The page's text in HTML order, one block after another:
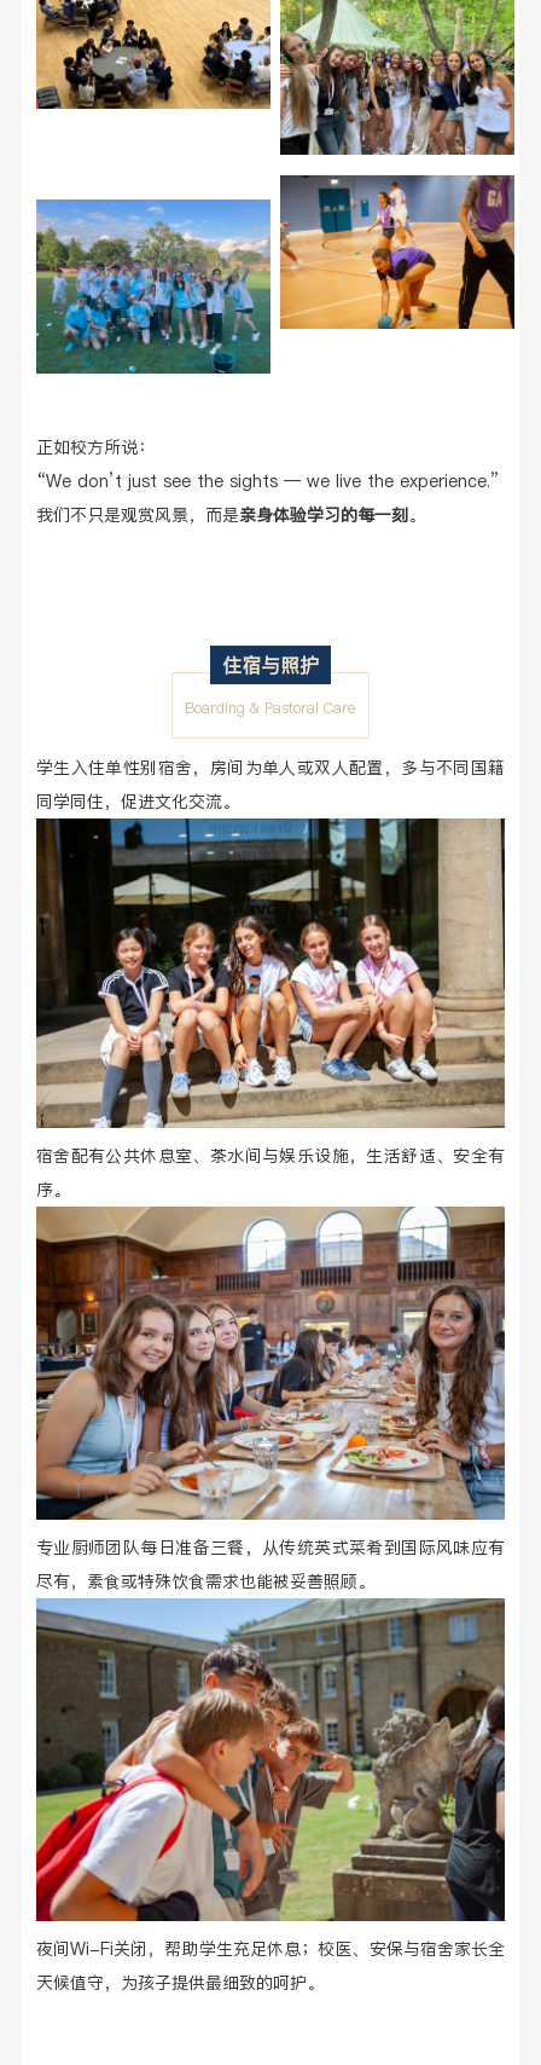
正如校方所说：
“We don’t just see the sights — we live the experience.”
我们不只是观赏风景，而是亲身体验学习的每一刻。
住宿与照护
Boarding & Pastoral Care
学生入住单性别宿舍，房间为单人或双人配置，多与不同国籍
同学同住，促进文化交流。
宿舍配有公共休息室、茶水间与娱乐设施，生活舒适、安全有
序。
专业厨师团队每日准备三餐，从传统英式菜肴到国际风味应有
尽有，素食或特殊饮食需求也能被妥善照顾。
夜间Wi-Fi关闭，帮助学生充足休息；校医、安保与宿舍家长全
天候值守，为孩子提供最细致的呵护。